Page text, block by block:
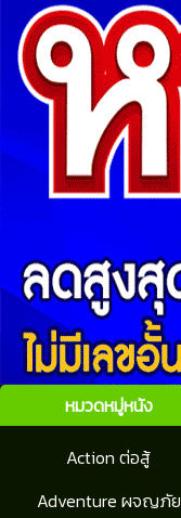
หมวดหมู่หนัง
Action ต่อสู้
Adventure ผจญภัย